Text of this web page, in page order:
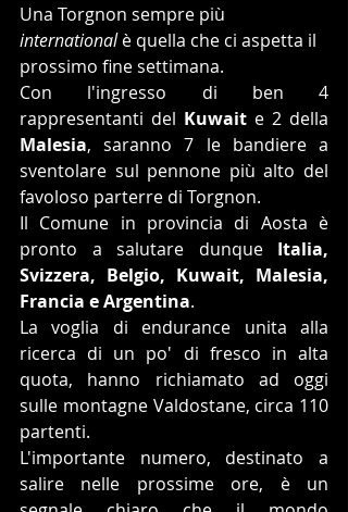
Una Torgnon sempre più
international è quella che ci aspetta il
prossimo fine settimana.
Con l'ingresso di ben 4
rappresentanti del Kuwait
Malesia, saranno 7 le bandiere a
sventolare sul pennone più alto del
favoloso parterre di Torgnon.
Il Comune in provincia di Aosta è
pronto a salutare dunque Italia,
Svizzera, Belgio, Kuwait, Malesia,
Francia e Argentina.
La voglia di endurance unita alla
ricerca di un po' di fresco in alta
quota, hanno richiamato ad oggi
sulle montagne Valdostane, circa 110
partenti.
L'importante numero, destinato a
salire nelle prossime ore, è un